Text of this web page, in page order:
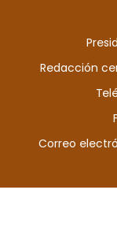
Redacción
Correo